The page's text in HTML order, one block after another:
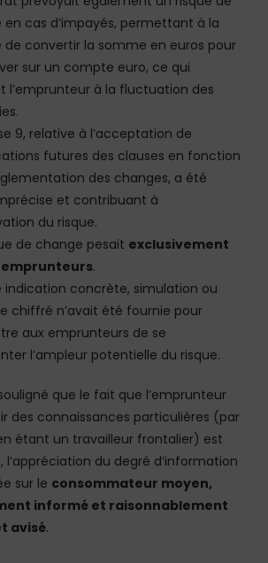
en cas d’impayés, permettant à la
de convertir la somme en euros pour
sur un compte euro, ce qui
l’emprunteur à la fluctuation des
9, relative à l’acceptation de
futures des clauses en fonction
des changes, a été
et contribuant à
du risque.
de change pesait exclusivement
emprunteurs.
indication concrète, simulation ou
chiffré n’avait été fournie pour
aux emprunteurs de se
l’ampleur potentielle du risque.
que le fait que l’emprunteur
des connaissances particulières (par
étant un travailleur frontalier) est
l’appréciation du degré d’information
sur le consommateur moyen,
informé et raisonnablement
avisé.